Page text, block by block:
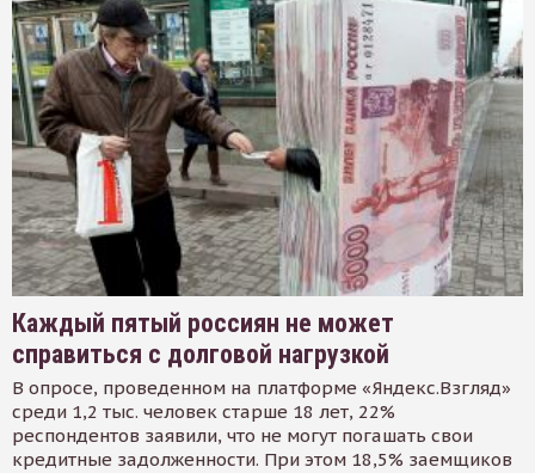
Каждый пятый россиян не может
справиться с долговой нагрузкой
В опросе, проведенном на платформе «Яндекс.Взгляд»
среди 1,2 тыс. человек старше 18 лет, 22%
респондентов заявили, что не могут погашать свои
кредитные задолженности. При этом 18,5% заемщиков